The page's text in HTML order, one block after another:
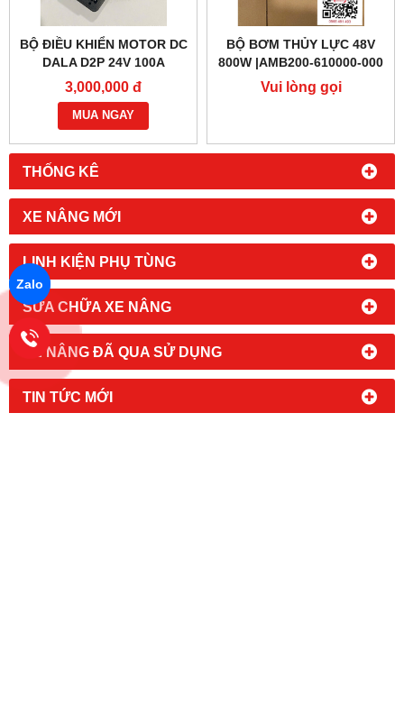
THỐNG KÊ
XE NÂNG MỚI
LINH KIỆN PHỤ TÙNG
SỬA CHỮA XE NÂNG
XE NÂNG ĐÃ QUA SỬ DỤNG
TIN TỨC MỚI
BỘ ĐIỀU KHIỂN MOTOR DC
DALA D2P 24V 100A
3,000,000 đ
MUA NGAY
BỘ BƠM THỦY LỰC 48V
800W |AMB200-610000-000
Vui lòng gọi
Zalo